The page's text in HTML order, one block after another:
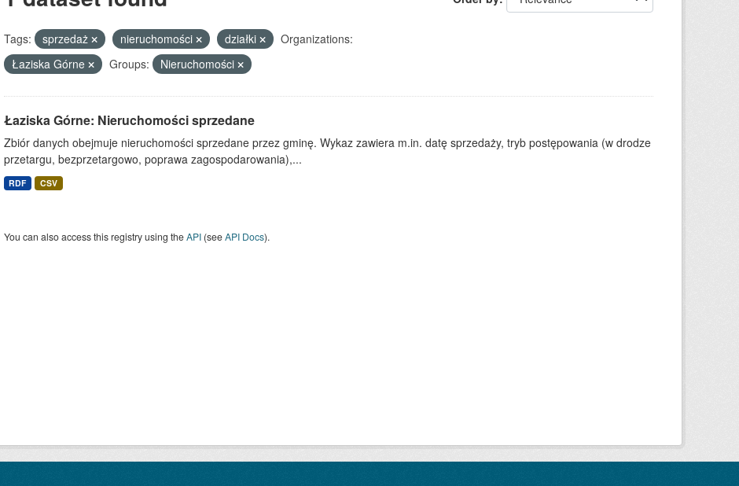
Tags: sprzedaż nieruchomości działki
Organizations:
Łaziska Górne
Groups: Nieruchomości
Łaziska Górne: Nieruchomości sprzedane
Zbiór danych obejmuje nieruchomości sprzedane przez gminę. Wykaz zawiera m.in. datę sprzedaży, tryb postępowania (w drodze
przetargu, bezprzetargowo, poprawa zagospodarowania),...
RDF CSV
You can also access this registry using theAPI(seeAPI Docs).